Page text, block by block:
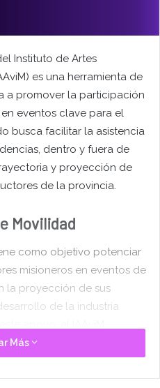
Instituto de Artes
es una herramienta de
a promover la participación
eventos clave para el
busca facilitar la asistencia
dentro y fuera de
y proyección de
de la provincia.
Movilidad
como objetivo potenciar
misioneros en eventos de
la proyección de sus
de la industria
sistema productivo y
así como la
que permitan la
Más